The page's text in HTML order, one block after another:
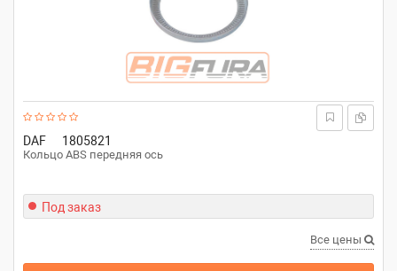
DAF 1805821
Кольцо ABS передняя ось
Под заказ
Все цены